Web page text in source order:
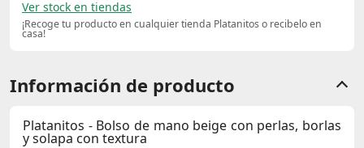
Ver stock en tiendas
¡Recoge tu producto en cualquier tienda Platanitos o recibelo en
casa!
Información de producto
Platanitos - Bolso de mano beige con perlas, borlas
y solapa con textura